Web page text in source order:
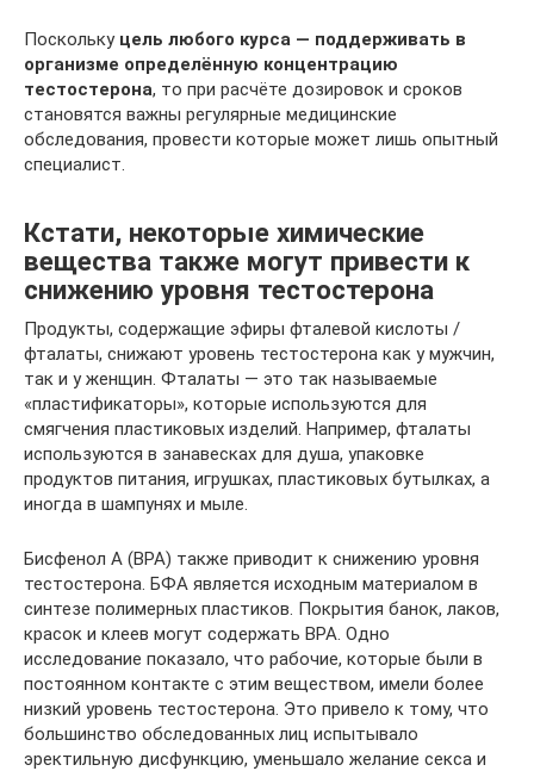
Поскольку цель любого курса — поддерживать в
организме определённую концентрацию
тестостерона, то при расчёте дозировок и сроков
становятся важны регулярные медицинские
обследования, провести которые может лишь опытный
специалист.
Кстати, некоторые химические
вещества также могут привести к
снижению уровня тестостерона
Продукты, содержащие эфиры фталевой кислоты /
фталаты, снижают уровень тестостерона как у мужчин,
так и у женщин. Фталаты — это так называемые
«пластификаторы», которые используются для
смягчения пластиковых изделий. Например, фталаты
используются в занавесках для душа, упаковке
продуктов питания, игрушках, пластиковых бутылках, а
иногда в шампунях и мыле.
Бисфенол А (BPA) также приводит к снижению уровня
тестостерона. БФА является исходным материалом в
синтезе полимерных пластиков. Покрытия банок, лаков,
красок и клеев могут содержать BPA. Одно
исследование показало, что рабочие, которые были в
постоянном контакте с этим веществом, имели более
низкий уровень тестостерона. Это привело к тому, что
большинство обследованных лиц испытывало
эректильную дисфункцию, уменьшало желание секса и